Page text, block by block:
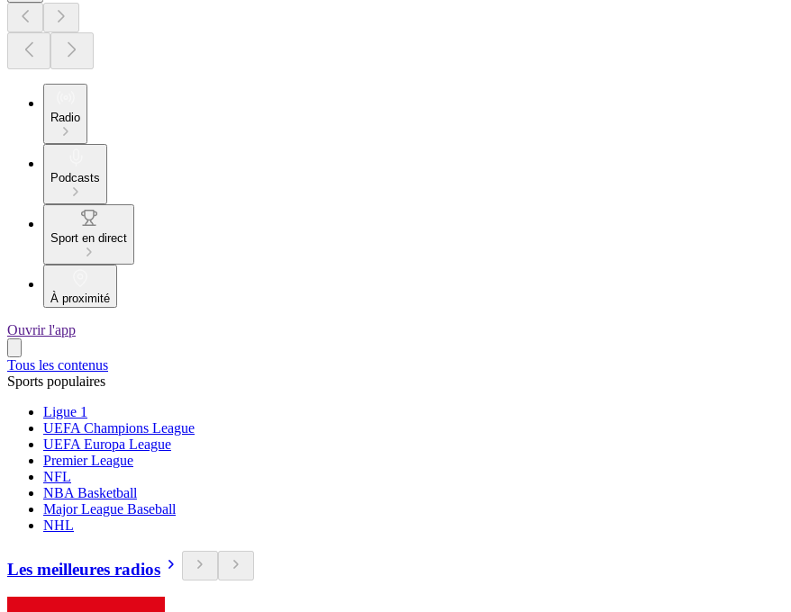
Radio
Podcasts
Sport en direct
À proximité
Ouvrir l'app
Tous les contenus
Sports populaires
Ligue 1
UEFA Champions League
UEFA Europa League
Premier League
NFL
NBA Basketball
Major League Baseball
NHL
Les meilleures radios